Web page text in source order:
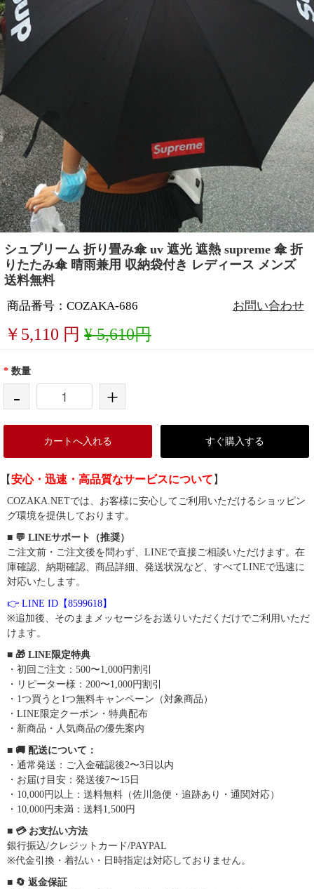
シュプリーム 折り畳み傘 uv 遮光 遮熱 supreme 傘 折
りたたみ傘 晴雨兼用 収納袋付き レディース メンズ
送料無料
商品番号：COZAKA-686 お問い合わせ
￥ 5,110 円 ¥ 5,610円
* 数量
- +
カートへ入れる すぐ購入する
【安心・迅速・高品質なサービスについて 】
COZAKA.NETでは、お客様に安心してご利用いただけるショッピン
グ環境を提供しております。
■ 💬 LINEサポート（推奨）
ご注文前・ご注文後を問わず、LINEで直接ご相談いただけます。在
庫確認、納期確認、商品詳細、発送状況など、すべてLINEで迅速に
対応いたします。
👉 LINE ID【8599618】
※追加後、そのままメッセージをお送りいただくだけでご利用いただ
けます。
■ 🎁 LINE限定特典
・初回ご注文：500〜1,000円割引
・リピーター様：200〜1,000円割引
・1つ買うと1つ無料キャンペーン（対象商品）
・LINE限定クーポン・特典配布
・新商品・人気商品の優先案内
■ 🚚 配送について：
・通常発送：ご入金確認後2〜3日以内
・お届け目安：発送後7〜15日
・10,000円以上：送料無料（佐川急便・追跡あり・通関対応）
・10,000円未満：送料1,500円
■ 💳 お支払い方法
銀行振込/クレジットカード/PAYPAL
※代金引換・着払い・日時指定は対応しておりません。
■ 🔄 返金保証